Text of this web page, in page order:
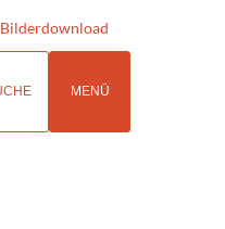
Bilderdownload
MENÜ